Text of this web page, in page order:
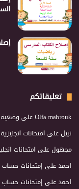
تعليقاتكم
Olfa mahroukعلى وضعية
نبيلعلى امتحانات
مجهولعلى امتحانات
احمدعلى إمتحانات
احمدعلى إمتحانات